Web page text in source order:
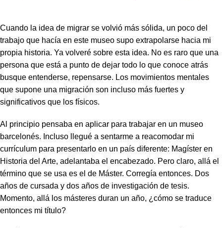
Cuando la idea de migrar se volvió más sólida, un poco del
trabajo que hacía en este museo supo extrapolarse hacia mi
propia historia. Ya volveré sobre esta idea. No es raro que una
persona que está a punto de dejar todo lo que conoce atrás
busque entenderse, repensarse. Los movimientos mentales
que supone una migración son incluso más fuertes y
significativos que los físicos.
Al principio pensaba en aplicar para trabajar en un museo
barcelonés. Incluso llegué a sentarme a reacomodar mi
currículum para presentarlo en un país diferente: Magíster en
Historia del Arte, adelantaba el encabezado. Pero claro, allá el
término que se usa es el de Máster. Corregía entonces. Dos
años de cursada y dos años de investigación de tesis.
Momento, allá los másteres duran un año, ¿cómo se traduce
entonces mi título?